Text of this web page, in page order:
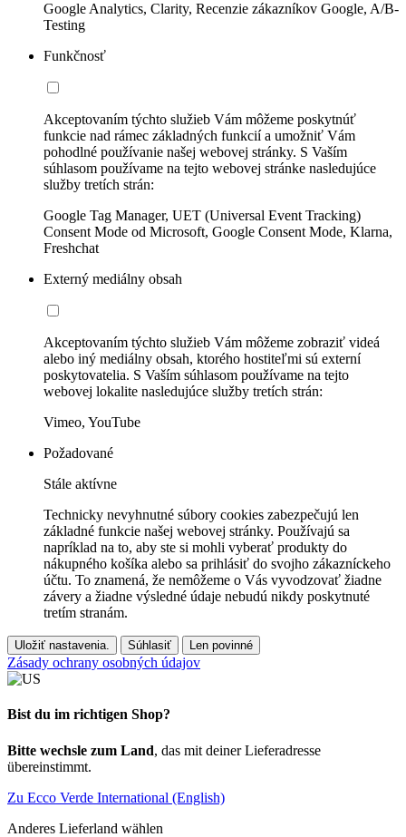
Google Analytics, Clarity, Recenzie zákazníkov Google, A/B-
Testing
Funkčnosť
Akceptovaním týchto služieb Vám môžeme poskytnúť
funkcie nad rámec základných funkcií a umožniť Vám
pohodlné používanie našej webovej stránky. S Vaším
súhlasom používame na tejto webovej stránke nasledujúce
služby tretích strán:
Google Tag Manager, UET (Universal Event Tracking)
Consent Mode od Microsoft, Google Consent Mode, Klarna,
Freshchat
Externý mediálny obsah
Akceptovaním týchto služieb Vám môžeme zobraziť videá
alebo iný mediálny obsah, ktorého hostiteľmi sú externí
poskytovatelia. S Vaším súhlasom používame na tejto
webovej lokalite nasledujúce služby tretích strán:
Vimeo, YouTube
Požadované
Stále aktívne
Technicky nevyhnutné súbory cookies zabezpečujú len
základné funkcie našej webovej stránky. Používajú sa
napríklad na to, aby ste si mohli vyberať produkty do
nákupného košíka alebo sa prihlásiť do svojho zákazníckeho
účtu. To znamená, že nemôžeme o Vás vyvodzovať žiadne
závery a žiadne výsledné údaje nebudú nikdy poskytnuté
tretím stranám.
Uložiť nastavenia. Súhlasiť Len povinné
Zásady ochrany osobných údajov
Bist du im richtigen Shop?
Bitte wechsle zum Land, das mit deiner Lieferadresse
übereinstimmt.
Zu Ecco Verde International (English)
Anderes Lieferland wählen